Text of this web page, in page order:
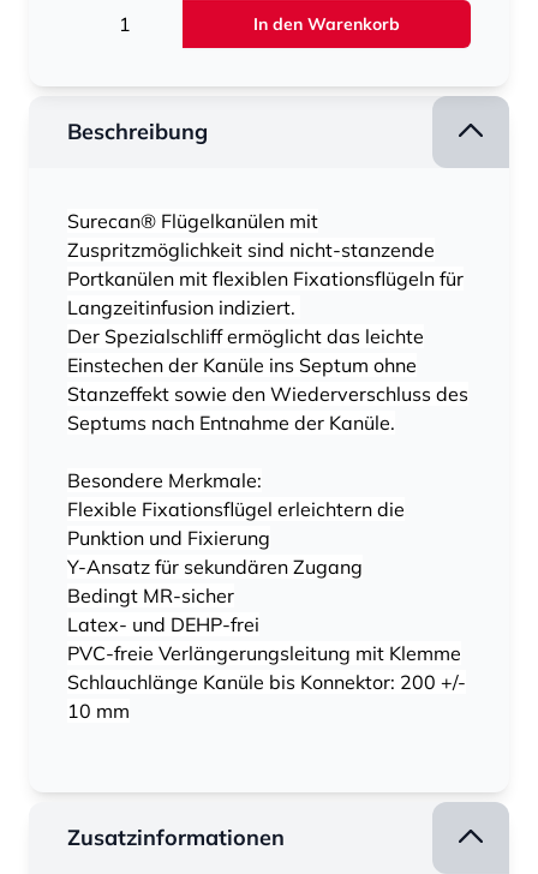
In den Warenkorb
Beschreibung
Surecan® Flügelkanülen mit
Zuspritzmöglichkeit sind nicht-stanzende
Portkanülen mit flexiblen Fixationsflügeln für
Langzeitinfusion indiziert.
Der Spezialschliff ermöglicht das leichte
Einstechen der Kanüle ins Septum ohne
Stanzeffekt sowie den Wiederverschluss des
Septums nach Entnahme der Kanüle.
Besondere Merkmale:
Flexible Fixationsflügel erleichtern die
Punktion und Fixierung
Y-Ansatz für sekundären Zugang
Bedingt MR-sicher
Latex- und DEHP-frei
PVC-freie Verlängerungsleitung mit Klemme
Schlauchlänge Kanüle bis Konnektor: 200 +/-
10 mm
Zusatzinformationen